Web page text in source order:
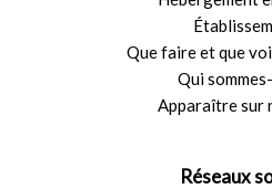
Que faire et que
Qui
Apparaître sur
Réseaux